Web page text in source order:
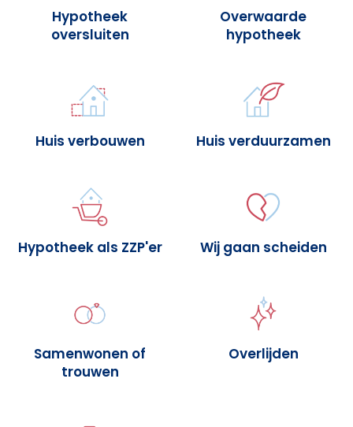
Hypotheek
oversluiten
Overwaarde
hypotheek
Huis verbouwen Huis verduurzamen
Hypotheek als ZZP'er Wij gaan scheiden
Samenwonen of
trouwen
Overlijden